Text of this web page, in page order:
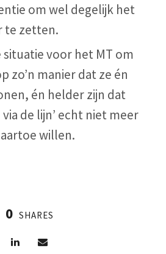
om wel degelijk het
te zetten.
situatie voor het MT om
zo’n manier dat ze én
én helder zijn dat
de lijn’ echt niet meer
willen.
0 SHARES